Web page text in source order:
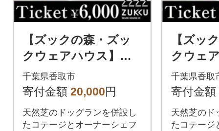
【ズックの森・ズッ
クウェアハウス】で
ご利用できるチケッ
ト 6,000円分
千葉県香取市
寄付金額 20,000円
天然芝のドッグランを併設し
たコテージとオーナーシェフ
【ズッ
クウェ
ご利用
ト 9,000
千葉県香取
寄付金額
天然芝のド
たコテージ